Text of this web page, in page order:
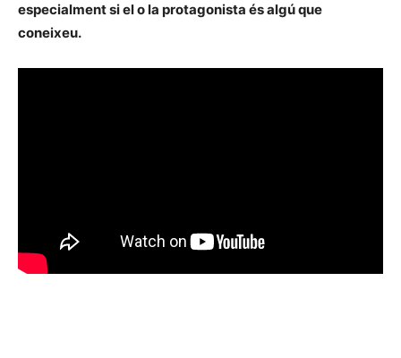
especialment si el o la protagonista és algú que
coneixeu.